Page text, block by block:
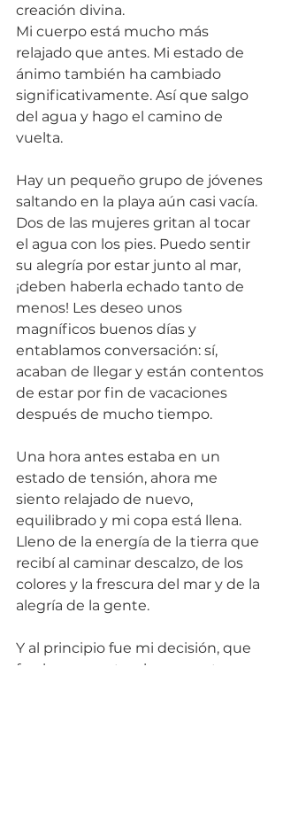
creación divina.
Mi cuerpo está mucho más
relajado que antes. Mi estado de
ánimo también ha cambiado
significativamente. Así que salgo
del agua y hago el camino de
vuelta.
Hay un pequeño grupo de jóvenes
saltando en la playa aún casi vacía.
Dos de las mujeres gritan al tocar
el agua con los pies. Puedo sentir
su alegría por estar junto al mar,
¡deben haberla echado tanto de
menos! Les deseo unos
magníficos buenos días y
entablamos conversación: sí,
acaban de llegar y están contentos
de estar por fin de vacaciones
después de mucho tiempo.
Una hora antes estaba en un
estado de tensión, ahora me
siento relajado de nuevo,
equilibrado y mi copa está llena.
Lleno de la energía de la tierra que
recibí al caminar descalzo, de los
colores y la frescura del mar y de la
alegría de la gente.
Y al principio fue mi decisión, que
fue la respuesta a la pregunta: